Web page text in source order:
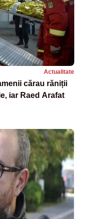
Actualitate
cărau răniții
iar Raed Arafat